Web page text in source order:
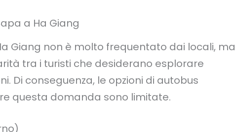
a Ha Giang
Giang non è molto frequentato dai locali, ma
tra i turisti che desiderano esplorare
Di conseguenza, le opzioni di autobus
questa domanda sono limitate.